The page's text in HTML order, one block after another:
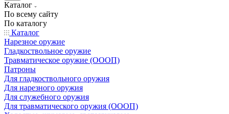
Каталог
По всему сайту
По каталогу
Каталог
Нарезное оружие
Гладкоствольное оружие
Травматическое оружие (ОООП)
Патроны
Для гладкоствольного оружия
Для нарезного оружия
Для служебного оружия
Для травматического оружия (ОООП)